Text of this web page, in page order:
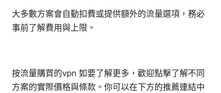
大多數方案會自動扣費或提供額外的流量選項，務必
事前了解費用與上限。
按流量購買的vpn 如要了解更多，歡迎點擊了解不同
方案的實際價格與條款。你可以在下方的推薦連結中